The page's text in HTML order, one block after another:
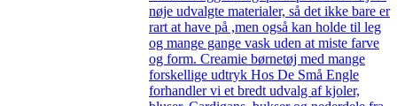
nøje udvalgte materialer, så det ikke bare er
rart at have på ,men også kan holde til leg
og mange gange vask uden at miste farve
og form. Creamie børnetøj med mange
forskellige udtryk Hos De Små Engle
forhandler vi et bredt udvalg af kjoler,